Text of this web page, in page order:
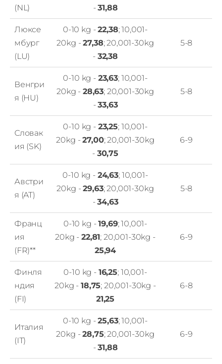
(NL)
-31,88
Люксе
мбург
(LU)
0-10 kg -22,38; 10,001-
20kg -27,38; 20,001-30kg
- 32,38
5-8
Венгри
я (HU)
0-10 kg - 23,63; 10,001-
20kg - 28,63; 20,001-30kg
-33,63
5-8
Словак
ия (SK)
0-10 kg - 23,25; 10,001-
20kg -27,00; 20,001-30kg
- 30,75
6-9
Австри
я (AT)
0-10 kg - 24,63; 10,001-
20kg -29,63; 20,001-30kg
-34,63
5-8
Франц
ия
(FR)**
0-10 kg -19,69; 10,001-
20kg -22,81; 20,001-30kg -
25,94
6-9
Финля
ндия
(FI)
0-10 kg - 16,25; 10,001-
20kg -18,75; 20,001-30kg -
21,25
6-8
Италия
(IT)
0-10 kg -25,63; 10,001-
20kg -28,75; 20,001-30kg
-31,88
6-9